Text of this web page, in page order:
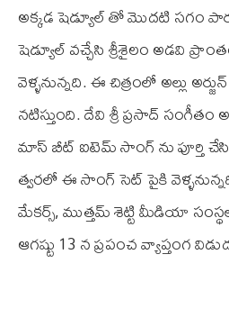
అక్కడ షెడ్యూల్ తో మొదటి సగం పార్టు
షెడ్యూల్ వచ్చేసి శ్రీశైలం అడవి
వెళ్ళనున్నది. ఈ చిత్రంలో అల్లు
నటిస్తుంది. దేవి శ్రీ ప్రసాద్ సంగీతం
మాస్ బీట్ ఐటెమ్ సాంగ్ ను పూర్తి
త్వరలో ఈ సాంగ్ సెట్ పైకి
మేకర్స్, ముత్తమ్ శెట్టి మీడియా
ఆగష్టు 13 న ప్రపంచ వ్యాప్తంగ